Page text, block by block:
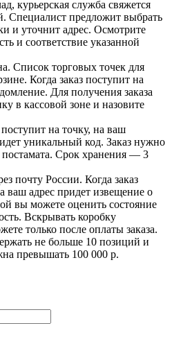
курьерская служба свяжется
Специалист предложит выбрать
и уточнит адрес. Осмотрите
и соответствие указанной
Список торговых точек для
Когда заказ поступит на
Для получения заказа
в кассовой зоне и назовите
на точку, на ваш
уникальный код. Заказ нужно
постамата. Срок хранения — 3
почту России. Когда заказ
ваш адрес придет извещение о
вы можете оценить состояние
Вскрывать коробку
только после оплаты заказа.
не больше 10 позиций и
превышать 100 000 р.